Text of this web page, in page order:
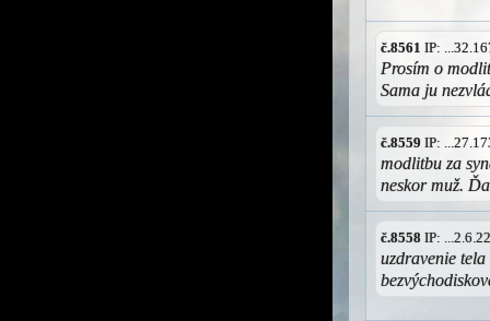
č.8561 IP:
Prosím o
Sama ju
č.8559 IP:
modlitbu za
neskor muž.
č.8558 IP:
uzdravenie